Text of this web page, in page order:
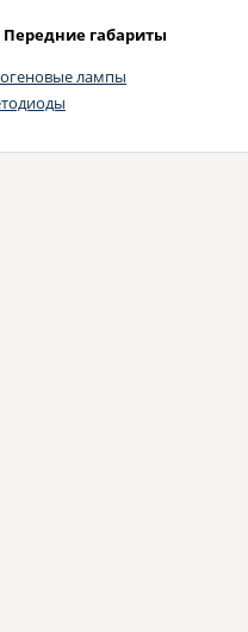
Передние габариты
лампы